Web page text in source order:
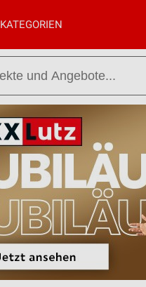
KATEGORIEN